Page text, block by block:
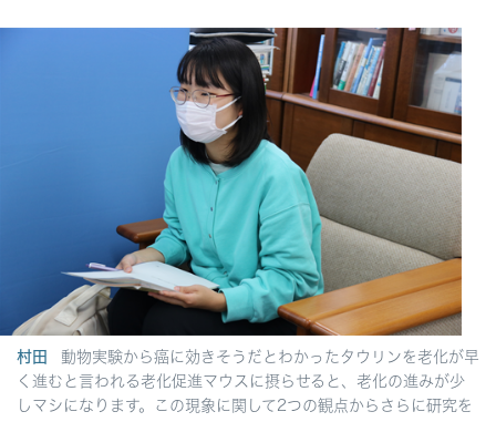
村田
動物実験から癌に効きそうだとわかったタウリンを老化が早
く進むと言われる老化促進マウスに摂らせると、老化の進みが少
しマシになります。この現象に関して2つの観点からさらに研究を